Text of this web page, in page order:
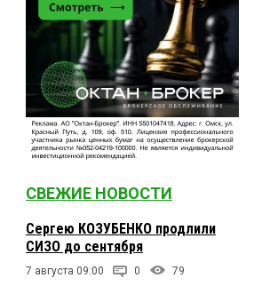
СВЕЖИЕ НОВОСТИ
Сергею КОЗУБЕНКО продлили
СИЗО до сентября
7 августа 09:00 0 79